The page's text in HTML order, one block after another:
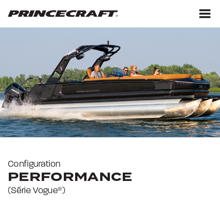
au
au
Configuration
PERFORMANCE
(Série Vogue®)